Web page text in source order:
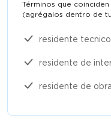
Términos que
(agrégalos dentro de
residente tecnico
residente de
residente de obra